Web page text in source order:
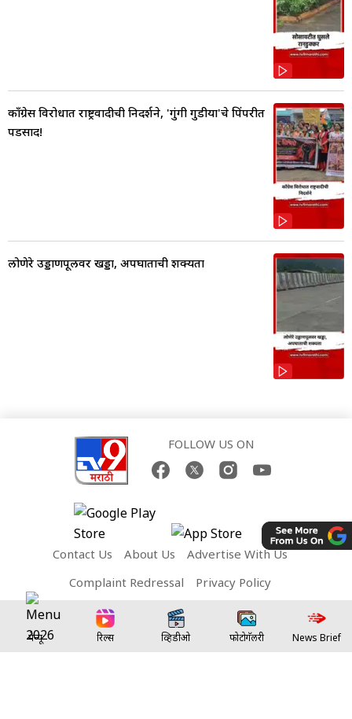
काँग्रेस विरोधात राष्ट्रवादीची निदर्शने, 'गुंगी गुडीया'चे पिंपरीत
पडसाद!
लोणेरे उड्डाणपूलवर खड्डा, अपघाताची शक्यता
FOLLOW US ON
Contact Us About Us
Advertise With Us
Complaint Redressal
Privacy Policy
Terms and Conditions
Network Sites:
मेन्यू रिल्स व्हिडीओ फोटोगॅलरी News Brief